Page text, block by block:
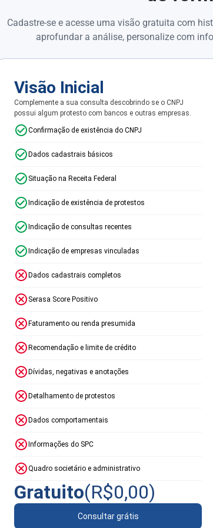
Cadastre-se e acesse uma visão gratuita com
aprofundar a análise, personalize com
Visão Inicial
Complemente a sua consulta descobrindo se o CNPJ
possui algum protesto com bancos e outras empresas.
Confirmação de existência do CNPJ
Dados cadastrais básicos
Situação na Receita Federal
Indicação de existência de protestos
Indicação de consultas recentes
Indicação de empresas vinculadas
Dados cadastrais completos
Serasa Score Positivo
Faturamento ou renda presumida
Recomendação e limite de crédito
Dívidas, negativas e anotações
Detalhamento de protestos
Dados comportamentais
Informações do SPC
Quadro societário e administrativo
Gratuito(R$0,00)
Consultar grátis